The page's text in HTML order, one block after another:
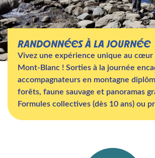
RANDONNÉES À LA JOURNÉE
Vivez une expérience unique au cœur
Mont-Blanc ! Sorties à la journée
accompagnateurs en montagne
forêts, faune sauvage et panoramas
Formules collectives (dès 10 ans) ou